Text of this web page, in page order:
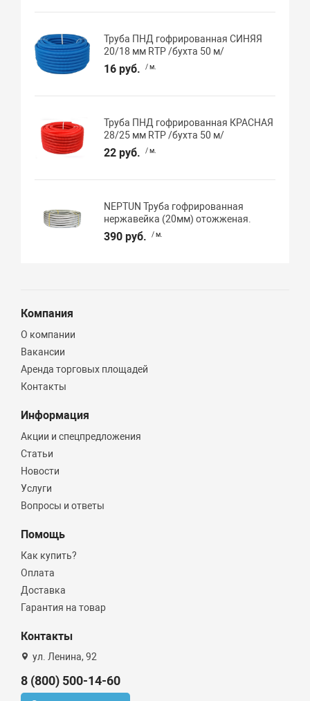
Труба ПНД гофрированная СИНЯЯ
20/18 мм RTP /бухта 50 м/
16 руб. / м.
Труба ПНД гофрированная КРАСНАЯ
28/25 мм RTP /бухта 50 м/
22 руб. / м.
NEPTUN Труба гофрированная
нержавейка (20мм) отожженая.
390 руб. / м.
Компания
О компании
Вакансии
Аренда торговых площадей
Контакты
Информация
Акции и спецпредложения
Статьи
Новости
Услуги
Вопросы и ответы
Помощь
Как купить?
Оплата
Доставка
Гарантия на товар
Контакты
ул. Ленина, 92
8 (800) 500-14-60